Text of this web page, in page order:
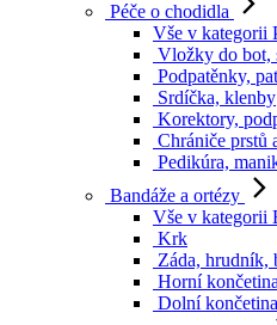
Péče o chodidla
Vše v kategorii
Vložky do bot,
Podpatěnky,
Srdíčka, klenby
Korektory,
Chrániče prstů
Pedikúra,
Bandáže a ortézy
Vše v kategorii
Krk
Záda, hrudník,
Horní končetina
Dolní končetina